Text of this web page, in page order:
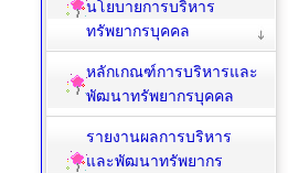
การดำเนินการตาม
นโยบายการบริหาร
ทรัพยากรบุคคล
หลักเกณฑ์การบริหารและ
พัฒนาทรัพยากรบุคคล
รายงานผลการบริหาร